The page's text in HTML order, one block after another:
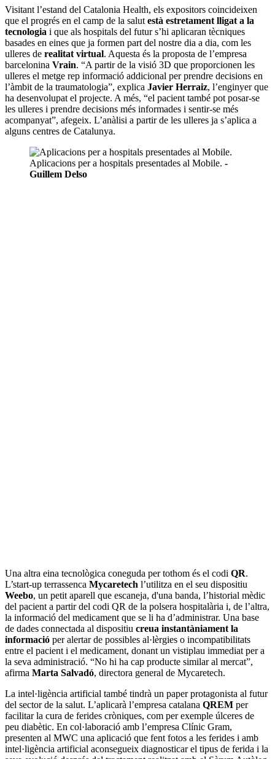
Visitant l’estand del Catalonia Health, els expositors coincideixen
que el progrés en el camp de la salutestà estretament lligat a la
tecnologia i que als hospitals del futur s’hi aplicaran tècniques
basades en eines que ja formen part del nostre dia a dia, com les
ulleres de realitat virtual. Aquesta és la proposta de l’empresa
barcelonina Vrain. “A partir de la visió 3D que proporcionen les
ulleres el metge rep informació addicional per prendre decisions en
l’àmbit de la traumatologia”, explica Javier Herraiz, l’enginyer que
ha desenvolupat el projecte. A més, “el pacient també pot posar-se
les ulleres i prendre decisions més informades i sentir-se més
acompanyat”, afegeix. L’anàlisi a partir de les ulleres ja s’aplica a
alguns centres de Catalunya.
Aplicacions per a hospitals presentades al Mobile. -
Guillem Delso
Una altra eina tecnològica coneguda per tothom és el codi QR.
L’start-up terrassenca Mycaretech l’utilitza en el seu dispositiu
Weebo, un petit aparell que escaneja, d'una banda, l’historial mèdic
del pacient a partir del codi QR de la polsera hospitalària i, de l’altra,
la informació del medicament que se li ha d’administrar. Una base
de dades connectada al dispositiu creua instantàniament la
informació per alertar de possibles al·lèrgies o incompatibilitats
entre el pacient i el medicament, donant un vistiplau immediat per a
la seva administració. “No hi ha cap producte similar al mercat”,
afirma Marta Salvadó, directora general de Mycaretech.
La intel·ligència artificial també tindrà un paper protagonista al futur
del sector de la salut. L’aplicarà l’empresa catalana QREM per
facilitar la cura de ferides cròniques, com per exemple úlceres de
peu diabètic. En col·laboració amb l’empresa Clínic Gram,
presenten al MWC una aplicació que fent fotos a les ferides i amb
intel·ligència artificial aconsegueix diagnosticar el tipus de ferida i la